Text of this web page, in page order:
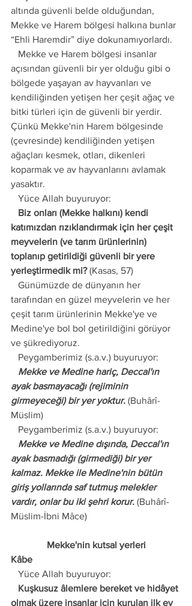
altında güvenli belde olduğundan,
Mekke ve Harem bölgesi halkına bunlar
“Ehli Haremdir” diye dokunamıyorlardı.
açısından güvenli bir yer olduğu gibi o
bölgede yaşayan av hayvanları ve
kendiliğinden yetişen her çeşit ağaç ve
bitki türleri için de güvenli bir yerdir.
Çünkü Mekke'nin Harem bölgesinde
(çevresinde) kendiliğinden yetişen
ağaçları kesmek, otları, dikenleri
koparmak ve av hayvanlarını avlamak
yasaktır.
   Yüce Allah buyuruyor:
katımızdan rızıklandırmak için her çeşit
meyvelerin (ve tarım ürünlerinin)
toplanıp getirildiği güvenli bir yere
yerleştirmedik mi? (Kasas, 57)
tarafından en güzel meyvelerin ve her
çeşit tarım ürünlerinin Mekke'ye ve
Medine'ye bol bol getirildiğini görüyor
ve şükrediyoruz.
   Peygamberimiz (s.a.v.) buyuruyor:
ayak basmayacağı (rejiminin
girmeyeceği) bir yer yoktur. (Buhârî-
Müslim)
   Peygamberimiz (s.a.v.) buyuruyor:
ayak basmadığı (girmediği) bir yer
kalmaz. Mekke ile Medine'nin bütün
giriş yollarında saf tutmuş melekler
vardır, onlar bu iki şehri korur. (Buhârî-
Müslim-İbni Mâce)
Mekke'nin kutsal yerleri
Kâbe
   Yüce Allah buyuruyor:
olmak üzere insanlar için kurulan ilk ev